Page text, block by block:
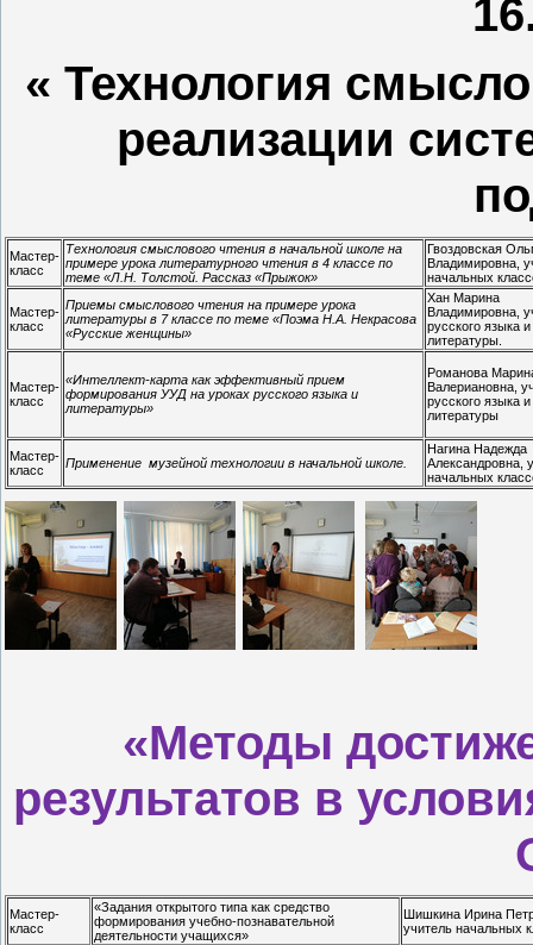
« Технология
реализации
Мастер-
класс
Технология смыслового чтения в начальной школе на
примере урока литературного чтения в 4 классе по
теме «Л.Н. Толстой. Рассказ «Прыжок»
Гвоздовская
Владимировна,
начальных
Мастер-
класс
Приемы смыслового чтения на примере урока
литературы в 7 классе по теме «Поэма Н.А. Некрасова
«Русские женщины»
Хан Марина
Владимировна,
русского языка и
литературы.
Мастер-
класс
«Интеллект-карта как эффективный прием
формирования УУД на уроках русского языка и
литературы»
Романова
Валериановна,
русского языка и
литературы
Мастер-
класс
Применение музейной технологии в начальной школе.
Нагина Надежда
Александровна,
начальных
«Методы
результатов в
Мастер-
класс
«Задания открытого типа как средство
формирования учебно-познавательной
деятельности учащихся»
Шишкина Ирина
учитель начальных